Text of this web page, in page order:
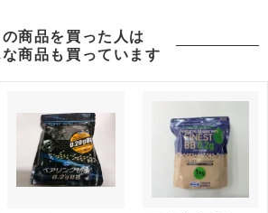
の商品を買った人は
商品も買っています